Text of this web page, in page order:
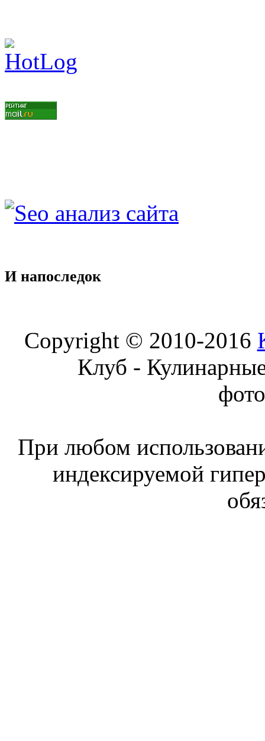
И напоследок
Copyright © 2010-2016
Клуб -
При любом
индексируемой